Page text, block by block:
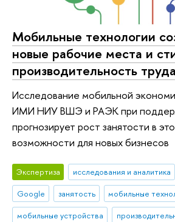
Мобильные технологии
новые рабочие места и
производительность труда
Исследование мобильной
ИМИ НИУ ВШЭ и РАЭК при
прогнозирует рост занятости в
возможности для новых бизнесов
Экспертиза исследования и аналитика
Google
занятость
мобильные
мобильные устройства